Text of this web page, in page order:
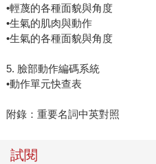
•輕蔑的各種面貌與角度
•生氣的肌肉與動作
•生氣的各種面貌與角度
5. 臉部動作編碼系統
•動作單元快查表
附錄：重要名詞中英對照
試閱